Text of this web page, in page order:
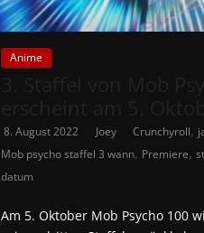
Anime
8. August 2022 Joey Crunchyroll,
Mob psycho staffel 3 wann, Premiere,
datum
Am 5. Oktober Mob Psycho 100